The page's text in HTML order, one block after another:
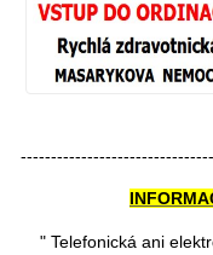
" Telefonická ani